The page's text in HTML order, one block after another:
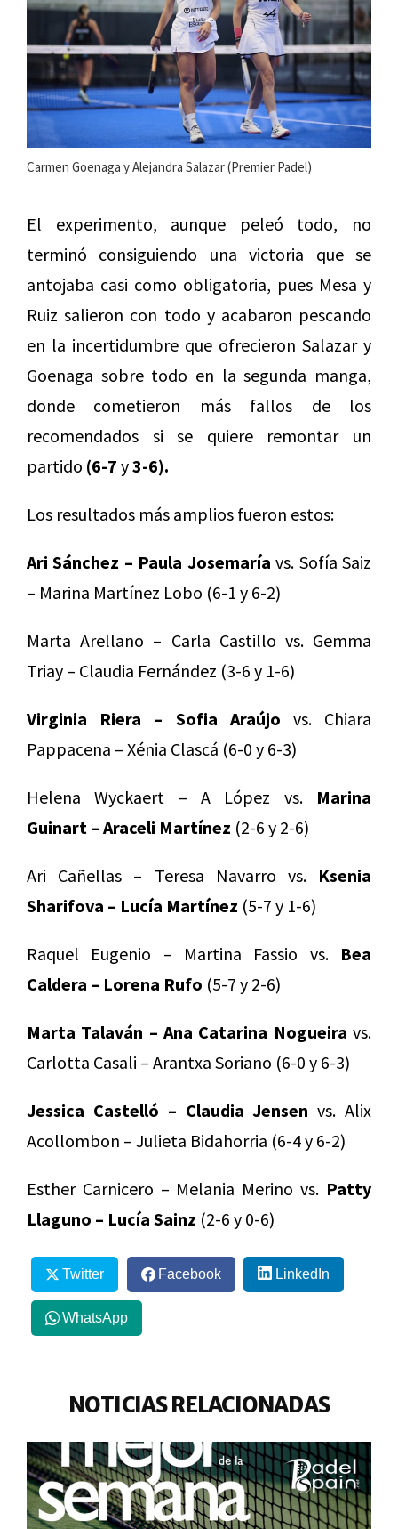
Carmen Goenaga y Alejandra Salazar (Premier Padel)
El experimento, aunque peleó todo, no
terminó consiguiendo una victoria que se
antojaba casi como obligatoria, pues Mesa y
Ruiz salieron con todo y acabaron pescando
en la incertidumbre que ofrecieron Salazar y
Goenaga sobre todo en la segunda manga,
donde cometieron más fallos de los
recomendados si se quiere remontar un
partido (6-7 y3-6).
Los resultados más amplios fueron estos:
Ari Sánchez – Paula Josemaría vs. Sofía Saiz
– Marina Martínez Lobo (6-1 y 6-2)
Marta Arellano – Carla Castillo vs. Gemma
Triay – Claudia Fernández (3-6 y 1-6)
Virginia Riera – Sofia Araújo vs. Chiara
Pappacena – Xénia Clascá (6-0 y 6-3)
Helena Wyckaert – A López vs. Marina
Guinart – Araceli Martínez (2-6 y 2-6)
Ari Cañellas – Teresa Navarro vs. Ksenia
Sharifova – Lucía Martínez (5-7 y 1-6)
Raquel Eugenio – Martina Fassio vs. Bea
Caldera – Lorena Rufo (5-7 y 2-6)
Marta Talaván – Ana Catarina Nogueira vs.
Carlotta Casali – Arantxa Soriano (6-0 y 6-3)
Jessica Castelló – Claudia Jensen vs. Alix
Acollombon – Julieta Bidahorria (6-4 y 6-2)
Esther Carnicero – Melania Merino vs. Patty
Llaguno – Lucía Sainz (2-6 y 0-6)
Twitter Facebook LinkedIn
WhatsApp
NOTICIAS RELACIONADAS